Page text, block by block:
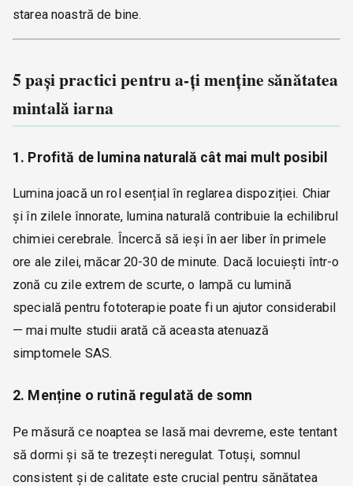
starea noastră de bine.
5 pași practici pentru a-ți menține sănătatea
mintală iarna
1. Profită de lumina naturală cât mai mult posibil
Lumina joacă un rol esențial în reglarea dispoziției. Chiar
și în zilele înnorate, lumina naturală contribuie la echilibrul
chimiei cerebrale. Încercă să ieși în aer liber în primele
ore ale zilei, măcar 20-30 de minute. Dacă locuiești într-o
zonă cu zile extrem de scurte, o lampă cu lumină
specială pentru fototerapie poate fi un ajutor considerabil
— mai multe studii arată că aceasta atenuază
simptomele SAS.
2. Menține o rutină regulată de somn
Pe măsură ce noaptea se lasă mai devreme, este tentant
să dormi și să te trezești neregulat. Totuși, somnul
consistent și de calitate este crucial pentru sănătatea